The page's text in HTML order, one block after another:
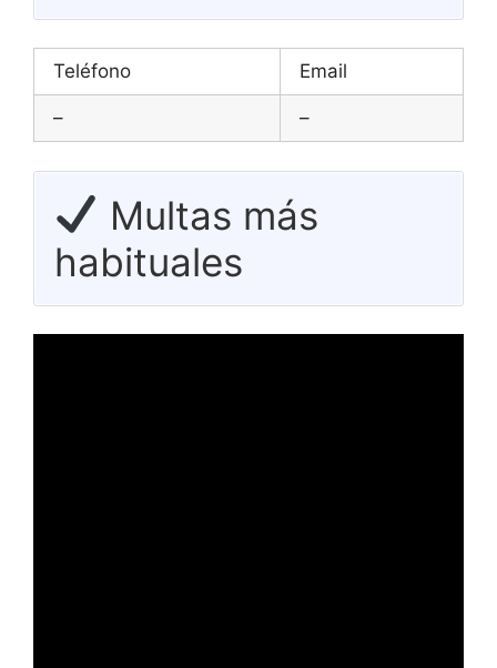
Teléfono Email
– –
Multas más
habituales